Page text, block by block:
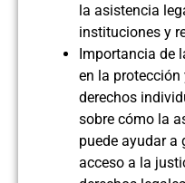
la asistencia
instituciones y
Importancia de
en la
derechos
sobre cómo la
puede ayudar a
acceso a la